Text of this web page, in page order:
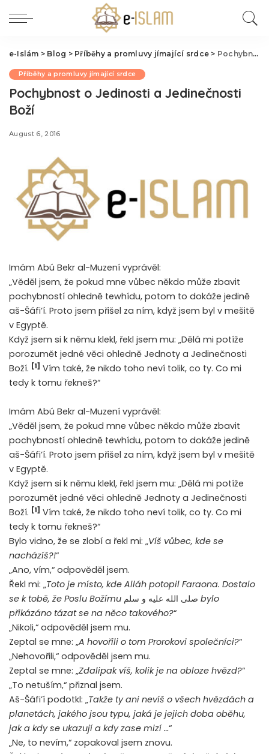
e-Islám > Blog > Příběhy a promluvy jímající srdce > Pochybnost o Jedinosti a Jedinečnosti Boží
Příběhy a promluvy jímající srdce
Pochybnost o Jedinosti a Jedinečnosti
Boží
August 6, 2016
Imám Abú Bekr al-Muzení vyprávěl:
„Věděl jsem, že pokud mne vůbec někdo může zbavit
pochybností ohledně tewhídu, potom to dokáže jedině
aš-Šáfi’í. Proto jsem přišel za ním, když jsem byl v mešitě
v Egyptě.
Když jsem si k němu klekl, řekl jsem mu: „Dělá mi potíže
porozumět jedné věci ohledně Jednoty a Jedinečnosti
Boží. [1] Vím také, že nikdo toho neví tolik, co ty. Co mi
tedy k tomu řekneš?“
Imám Abú Bekr al-Muzení vyprávěl:
„Věděl jsem, že pokud mne vůbec někdo může zbavit
pochybností ohledně tewhídu, potom to dokáže jedině
aš-Šáfi’í. Proto jsem přišel za ním, když jsem byl v mešitě
v Egyptě.
Když jsem si k němu klekl, řekl jsem mu: „Dělá mi potíže
porozumět jedné věci ohledně Jednoty a Jedinečnosti
Boží. [1] Vím také, že nikdo toho neví tolik, co ty. Co mi
tedy k tomu řekneš?“
Bylo vidno, že se zlobí a řekl mi: „Víš vůbec, kde se
nacházíš?!“
„Ano, vím,“ odpověděl jsem.
Řekl mi: „Toto je místo, kde Alláh potopil Faraona. Dostalo
se k tobě, že Poslu Božímu
bylo
přikázáno tázat se na něco takového?“
„Nikoli,“ odpověděl jsem mu.
Zeptal se mne: „A hovořili o tom Prorokovi společníci?“
„Nehovořili,“ odpověděl jsem mu.
Zeptal se mne: „Zdalipak víš, kolik je na obloze hvězd?“
„To netuším,“ přiznal jsem.
Aš-Šáfi’í podotkl: „Takže ty ani nevíš o všech hvězdách a
planetách, jakého jsou typu, jaká je jejich doba oběhu,
jak a kdy se ukazují a kdy zase mizí …“
„Ne, to nevím,“ zopakoval jsem znovu.